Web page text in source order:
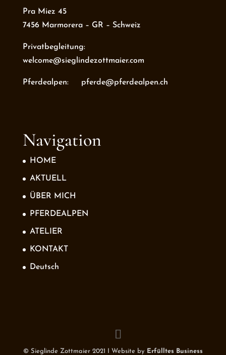
Pra Miez 45
7456 Marmorera – GR – Schweiz
Privatbegleitung:
welcome@sieglindezottmaier.com
Pferdealpen: pferde@pferdealpen.ch
Navigation
HOME
AKTUELL
ÜBER MICH
PFERDEALPEN
ATELIER
KONTAKT
Deutsch
© Sieglinde Zottmaier 2021 I Website by Erfülltes Business